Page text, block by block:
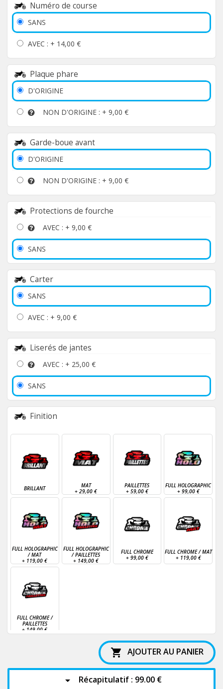
Numéro de course
SANS
AVEC : + 14,00 €
Plaque phare
D'ORIGINE
NON D'ORIGINE : + 9,00 €
Garde-boue avant
D'ORIGINE
NON D'ORIGINE : + 9,00 €
Protections de fourche
AVEC : + 9,00 €
SANS
Carter
SANS
AVEC : + 9,00 €
Liserés de jantes
AVEC : + 25,00 €
SANS
Finition
BRILLANT
MAT
+29,00 €
PAILLETTES
+ 59,00 €
FULL HOLOGRAPHIC
+ 99,00 €
FULL HOLOGRAPHIC
/ MAT
+ 119,00 €
FULL HOLOGRAPHIC
/ PAILLETTES
+ 149,00 €
FULL CHROME
+ 99,00 €
FULL CHROME / MAT
+ 119,00 €
FULL CHROME /
PAILLETTES
+ 149,00 €
 AJOUTER AU PANIER
arrow_drop_down Récapitulatif : 99.00 €